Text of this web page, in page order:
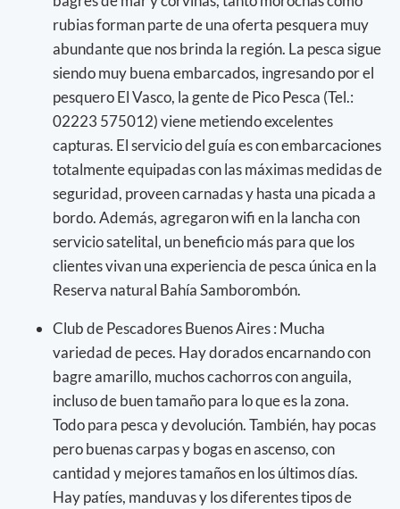
rubias forman parte de una oferta pesquera muy
abundante que nos brinda la región. La pesca sigue
siendo muy buena embarcados, ingresando por el
pesquero El Vasco, la gente de Pico Pesca (Tel.:
02223 575012) viene metiendo excelentes
capturas. El servicio del guía es con embarcaciones
totalmente equipadas con las máximas medidas de
seguridad, proveen carnadas y hasta una picada a
bordo. Además, agregaron wifi en la lancha con
servicio satelital, un beneficio más para que los
clientes vivan una experiencia de pesca única en la
Reserva natural Bahía Samborombón.
Club de Pescadores Buenos Aires : Mucha
variedad de peces. Hay dorados encarnando con
bagre amarillo, muchos cachorros con anguila,
incluso de buen tamaño para lo que es la zona.
Todo para pesca y devolución. También, hay pocas
pero buenas carpas y bogas en ascenso, con
cantidad y mejores tamaños en los últimos días.
Hay patíes, manduvas y los diferentes tipos de